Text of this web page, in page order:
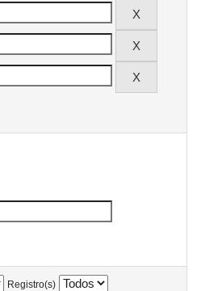
Registro(s)